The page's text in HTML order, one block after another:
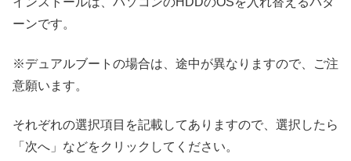
ーンです。
※デュアルブートの場合は、途中が異なりますので、ご注
意願います。
それぞれの選択項目を記載してありますので、選択したら
「次へ」などをクリックしてください。